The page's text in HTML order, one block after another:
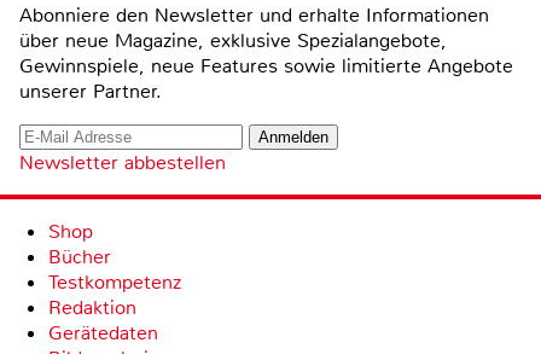
Abonniere den Newsletter und erhalte Informationen
über neue Magazine, exklusive Spezialangebote,
Gewinnspiele, neue Features sowie limitierte Angebote
unserer Partner.
Newsletter abbestellen
Shop
Bücher
Testkompetenz
Redaktion
Gerätedaten